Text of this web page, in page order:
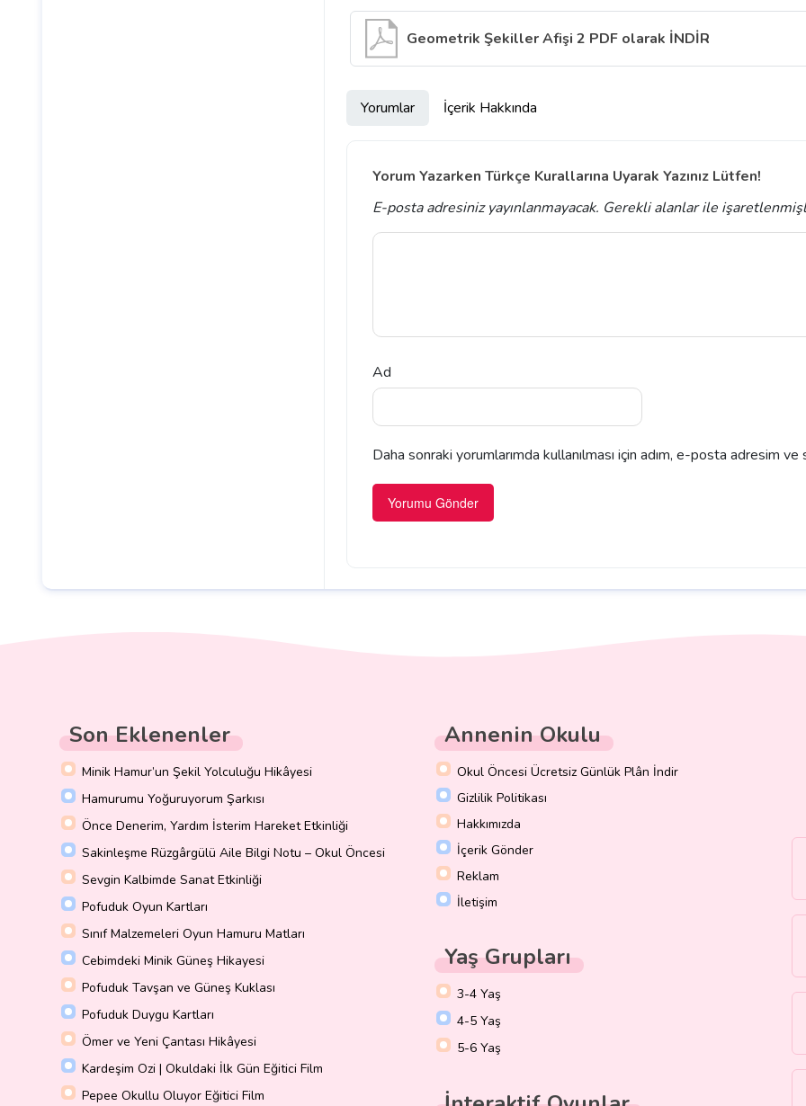
Geometrik Şekiller Afişi 2 PDF olarak İNDİR
Yorumlar İçerik Hakkında
Yorum Yazarken Türkçe Kurallarına Uyarak Yazınız Lütfen!
E-posta adresiniz yayınlanmayacak. Gerekli alanlarile
Ad
Daha sonraki yorumlarımda kullanılması için adım, e-posta adresim
Son Eklenenler
Minik Hamur’un Şekil Yolculuğu Hikâyesi
Hamurumu Yoğuruyorum Şarkısı
Önce Denerim, Yardım İsterim Hareket Etkinliği
Sakinleşme Rüzgârgülü Aile Bilgi Notu – Okul Öncesi
Sevgin Kalbimde Sanat Etkinliği
Pofuduk Oyun Kartları
Sınıf Malzemeleri Oyun Hamuru Matları
Cebimdeki Minik Güneş Hikayesi
Pofuduk Tavşan ve Güneş Kuklası
Pofuduk Duygu Kartları
Ömer ve Yeni Çantası Hikâyesi
Kardeşim Ozi | Okuldaki İlk Gün Eğitici Film
Pepee Okullu Oluyor Eğitici Film
Annenin Okulu
Okul Öncesi Ücretsiz Günlük Plân İndir
Gizlilik Politikası
Hakkımızda
İçerik Gönder
Reklam
İletişim
Yaş Grupları
3-4 Yaş
4-5 Yaş
5-6 Yaş